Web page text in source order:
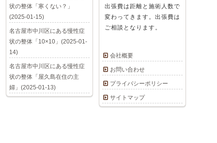
出張費は距離と施術人数で
変わってきます。出張費は
ご相談となります。
会社概要
お問い合わせ
プライバシーポリシー
サイトマップ
状の整体「寒くない？」
(2025-01-15)
名古屋市中川区にある慢性症
状の整体「10×10」(2025-01-
14)
名古屋市中川区にある慢性症
状の整体「屋久島在住の主
婦」(2025-01-13)